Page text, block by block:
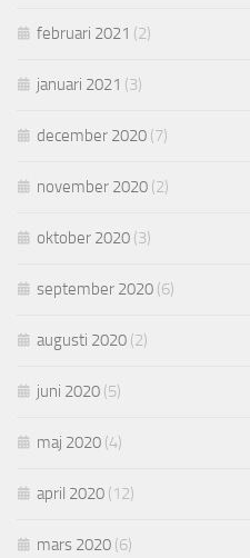
februari 2021 (2)
januari 2021 (3)
december 2020 (7)
november 2020 (2)
oktober 2020 (3)
september 2020 (6)
augusti 2020 (2)
juni 2020 (5)
maj 2020 (4)
april 2020 (12)
mars 2020 (6)